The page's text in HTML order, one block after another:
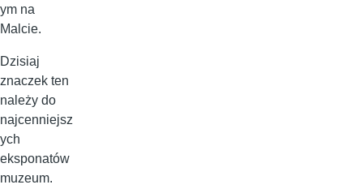
ym na
Malcie.
Dzisiaj
znaczek ten
należy do
najcenniejsz
ych
eksponatów
muzeum.